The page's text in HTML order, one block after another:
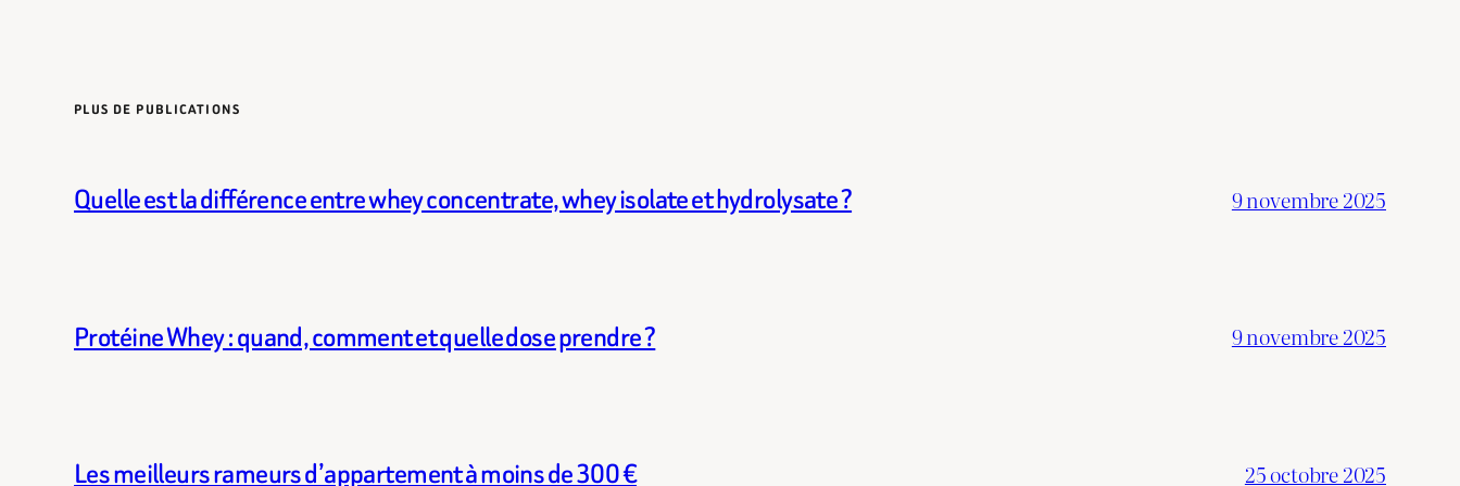
PLUS DE PUBLICATIONS
Quelle est la différence entre whey concentrate, whey isolate et hydrolysate ? 9 novembre 2025
Protéine Whey : quand, comment et quelle dose prendre ? 9 novembre 2025
Les meilleurs rameurs d’appartement à moins de 300 € 25 octobre 2025